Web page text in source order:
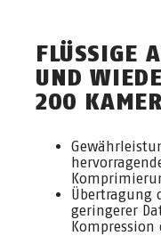
FLÜSSIGE
UND
200
Übertragung
geringerer